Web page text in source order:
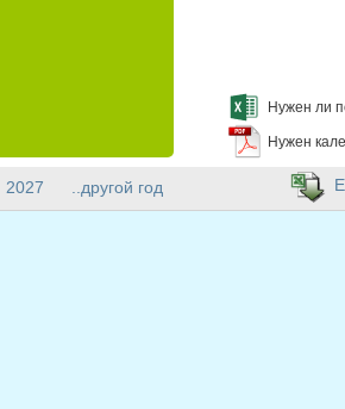
Нужен ли
Нужен
2027 ..другой год